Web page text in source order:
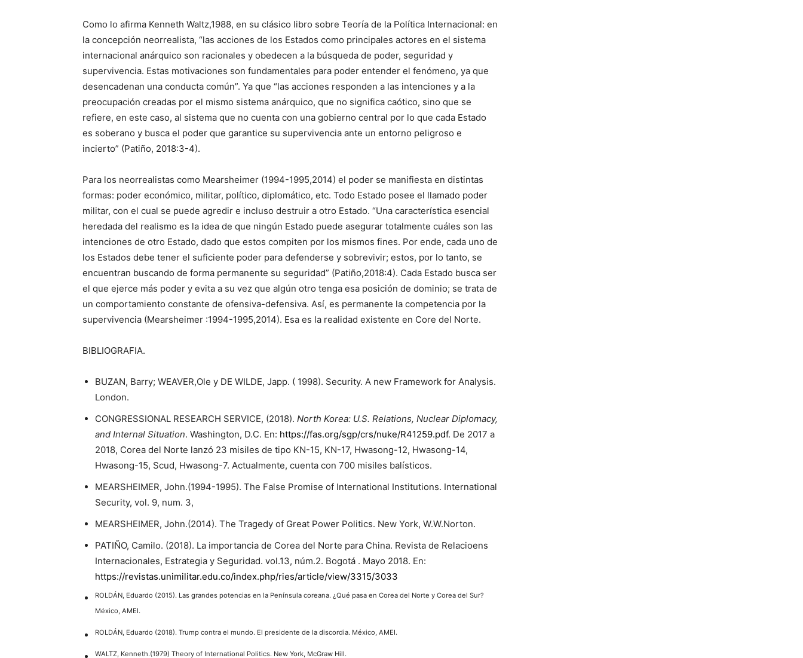
Como lo afirma Kenneth Waltz,1988, en su clásico libro sobre Teoría de la Política Internacional: en
la concepción neorrealista, “las acciones de los Estados como principales actores en el sistema
internacional anárquico son racionales y obedecen a la búsqueda de poder, seguridad y
supervivencia. Estas motivaciones son fundamentales para poder entender el fenómeno, ya que
desencadenan una conducta común”. Ya que “las acciones responden a las intenciones y a la
preocupación creadas por el mismo sistema anárquico, que no significa caótico, sino que se
refiere, en este caso, al sistema que no cuenta con una gobierno central por lo que cada Estado
es soberano y busca el poder que garantice su supervivencia ante un entorno peligroso e
incierto” (Patiño, 2018:3-4).
Para los neorrealistas como Mearsheimer (1994-1995,2014) el poder se manifiesta en distintas
formas: poder económico, militar, político, diplomático, etc. Todo Estado posee el llamado poder
militar, con el cual se puede agredir e incluso destruir a otro Estado. “Una característica esencial
heredada del realismo es la idea de que ningún Estado puede asegurar totalmente cuáles son las
intenciones de otro Estado, dado que estos compiten por los mismos fines. Por ende, cada uno de
los Estados debe tener el suficiente poder para defenderse y sobrevivir; estos, por lo tanto, se
encuentran buscando de forma permanente su seguridad” (Patiño,2018:4). Cada Estado busca ser
el que ejerce más poder y evita a su vez que algún otro tenga esa posición de dominio; se trata de
un comportamiento constante de ofensiva-defensiva. Así, es permanente la competencia por la
supervivencia (Mearsheimer :1994-1995,2014). Esa es la realidad existente en Core del Norte.
BIBLIOGRAFIA.
BUZAN, Barry; WEAVER,Ole y DE WILDE, Japp. ( 1998). Security. A new Framework for Analysis.
London.
CONGRESSIONAL RESEARCH SERVICE, (2018). North Korea: U.S. Relations, Nuclear Diplomacy,
and Internal Situation. Washington, D.C. En: https://fas.org/sgp/crs/nuke/R41259.pdf. De 2017 a
2018, Corea del Norte lanzó 23 misiles de tipo KN-15, KN-17, Hwasong-12, Hwasong-14,
Hwasong-15, Scud, Hwasong-7. Actualmente, cuenta con 700 misiles balísticos.
MEARSHEIMER, John.(1994-1995). The False Promise of International Institutions. International
Security, vol. 9, num. 3,
MEARSHEIMER, John.(2014). The Tragedy of Great Power Politics. New York, W.W.Norton.
PATIÑO, Camilo. (2018). La importancia de Corea del Norte para China. Revista de Relacioens
Internacionales, Estrategia y Seguridad. vol.13, núm.2. Bogotá . Mayo 2018. En:
https://revistas.unimilitar.edu.co/index.php/ries/article/view/3315/3033
ROLDÁN, Eduardo (2015). Las grandes potencias en la Península coreana. ¿Qué pasa en Corea del Norte y Corea del Sur?
México, AMEI.
ROLDÁN, Eduardo (2018). Trump contra el mundo. El presidente de la discordia. México, AMEI.
WALTZ, Kenneth.(1979) Theory of International Politics. New York, McGraw Hill.